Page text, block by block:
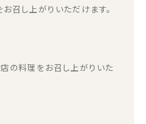
召し上がりいただけます。
の料理をお召し上がりいた